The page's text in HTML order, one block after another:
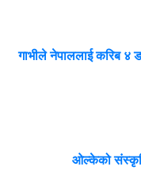
गाभीले नेपाललाई करिब
ओल्केको